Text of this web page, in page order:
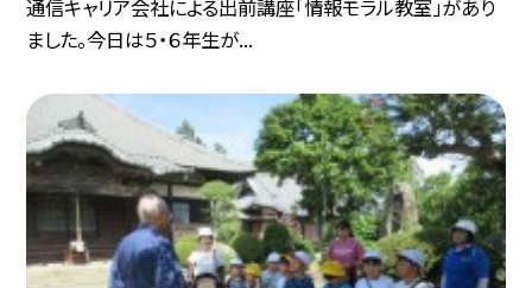
通信キャリア会社による出前講座「情報モラル教室」があり
ました。今日は５・６年生が...